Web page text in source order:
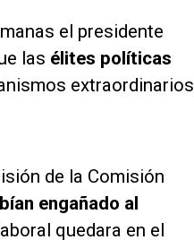
el presidente
las élites políticas
extraordinarios
de la Comisión
engañado al
quedara en el